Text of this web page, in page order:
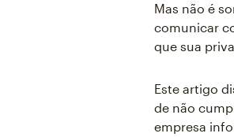
Mas não é
comunicar
que sua
Este artigo
de não
empresa